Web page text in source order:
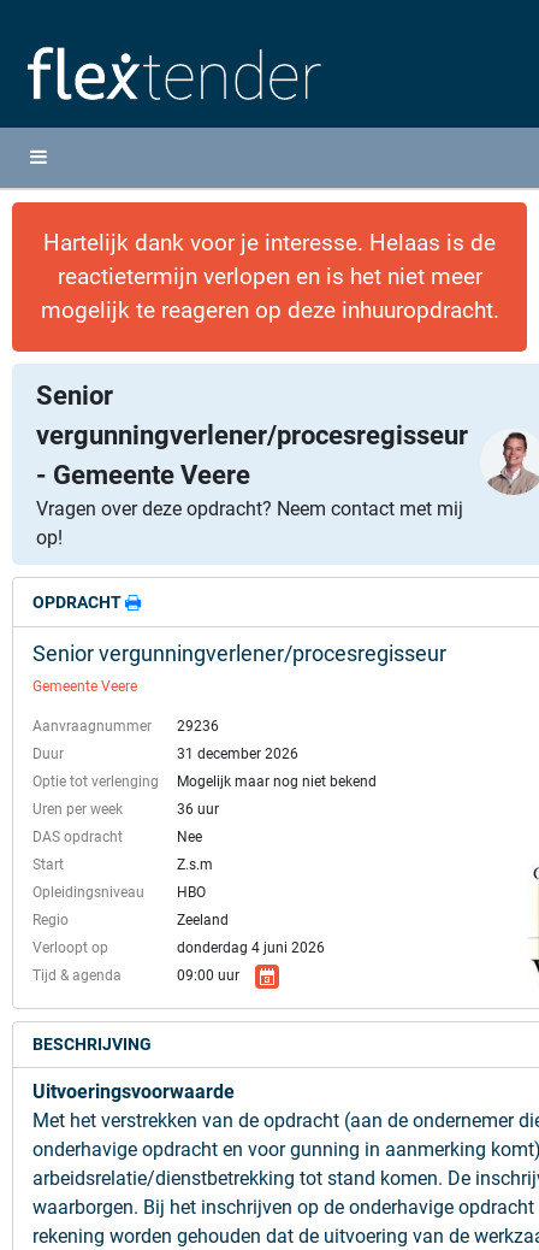
Hartelijk dank voor je interesse. Helaas is de
reactietermijn verlopen en is het niet meer
mogelijk te reageren op deze inhuuropdracht.
Senior
vergunningverlener/procesregisseur
- Gemeente Veere
Vragen over deze opdracht? Neem contact met mij
op!
OPDRACHT
Senior vergunningverlener/procesregisseur
Gemeente Veere
Aanvraagnummer
29236
Duur
31 december 2026
Optie tot verlenging
Mogelijk maar nog niet bekend
Uren per week
36 uur
DAS opdracht
Nee
Start
Z.s.m
Opleidingsniveau
HBO
Regio
Zeeland
Verloopt op
donderdag 4 juni 2026
Tijd & agenda
09:00 uur
BESCHRIJVING
Uitvoeringsvoorwaarde
Met het verstrekken van de opdracht (aan de ondernemer
onderhavige opdracht en voor gunning in aanmerking
arbeidsrelatie/dienstbetrekking tot stand komen. De
waarborgen. Bij het inschrijven op de onderhavige
rekening worden gehouden dat de uitvoering van de